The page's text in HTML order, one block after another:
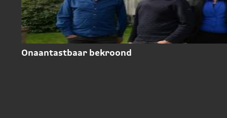
Onaantastbaar bekroond